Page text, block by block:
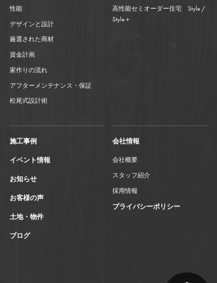
性能
デザインと設計
厳選された商材
資金計画
家作りの流れ
アフターメンテナンス・保証
松尾式設計術
高性能セミオーダー住宅 Style /
Style＋
施工事例
イベント情報
お知らせ
お客様の声
土地・物件
ブログ
会社情報
会社概要
スタッフ紹介
採用情報
プライバシーポリシー